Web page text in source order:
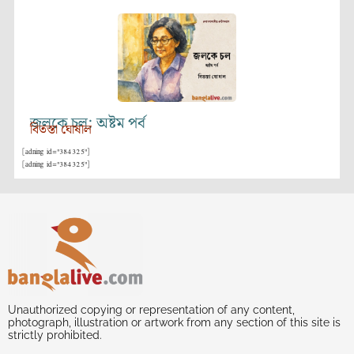
জলকে চল: অষ্টম পর্ব
বিতস্তা ঘোষাল
[adning id="384325"]
[adning id="384325"]
Unauthorized copying or representation of any content,
photograph, illustration or artwork from any section of this site is
strictly prohibited.